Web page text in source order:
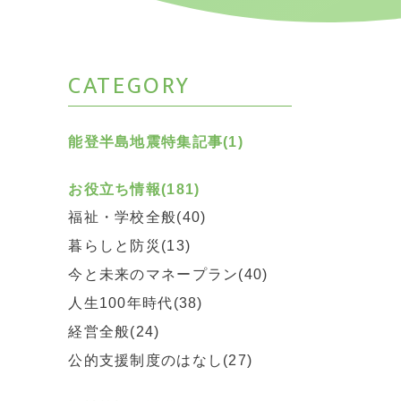
CATEGORY
能登半島地震特集記事(1)
お役立ち情報(181)
福祉・学校全般(40)
暮らしと防災(13)
今と未来のマネープラン(40)
人生100年時代(38)
経営全般(24)
公的支援制度のはなし(27)